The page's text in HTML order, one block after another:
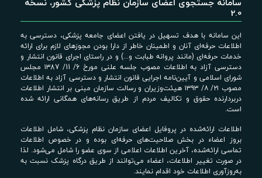
2.0
این سامانه با هدف تسهیل در یافتن اعضای جامعه پزشکی، دسترسی به
اطلاعات حرفه‌ای آنان و اطمینان خاطر از دارا بودن مجوزهای لازم برای ارائه
خدمات حرفه‌ای (مانند پروانه طبابت و...) و در راستای اجرای قانون انتشار و
دسترسی آزاد به اطلاعات مصوب جلسه علنی مورخ 6/ 11/ ۱۳87 مجلس
شورای اسلامی و آیین‌نامه اجرایی قانون انتشار و دسترسی آزاد به اطلاعات
مصوب ۲۱/ ۸/ ۱۳۹۳ هیئت‌وزیران و رسالت سازمان مبنی بر انتشار اطلاعات
دربردارنده حقوق و تکالیف مردم از طریق رسانه‌های همگانی ارائه شده
است.
اطلاعات ارائه‌شده در پروفایل اعضای سازمان نظام پزشکی، شامل اطلاعات
بروز اعضاء در بخش صلاحیت‌های حرفه‌ای بوده و در خصوص اطلاعات
تماسی ارائه‌شده، آخرین اطلاعات اعلامی از سوی عضو را شامل می‌شود. لذا
در صورت تغییر اطلاعات، اعضاء می‌توانند از طریق درگاه پزشک نسبت به
به‌روزآوری اطلاعات خود اقدام نمایند.